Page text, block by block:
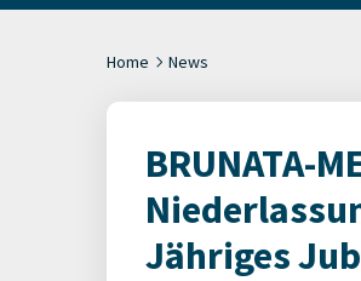
Home News
BRUNATA-
Jähriges